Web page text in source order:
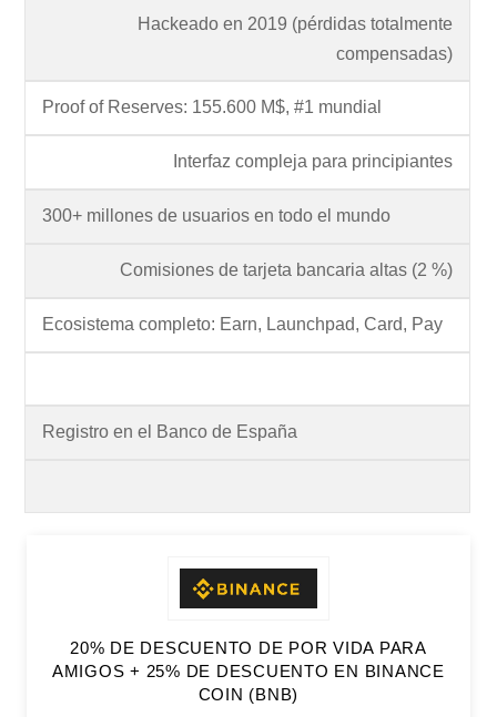
Hackeado en 2019 (pérdidas totalmente
compensadas)
Proof of Reserves: 155.600 M$, #1 mundial
Interfaz compleja para principiantes
300+ millones de usuarios en todo el mundo
Comisiones de tarjeta bancaria altas (2 %)
Ecosistema completo: Earn, Launchpad, Card, Pay
Registro en el Banco de España
20% DE DESCUENTO DE POR VIDA PARA
AMIGOS + 25% DE DESCUENTO EN BINANCE
COIN (BNB)